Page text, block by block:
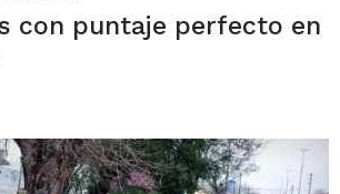
con puntaje perfecto en